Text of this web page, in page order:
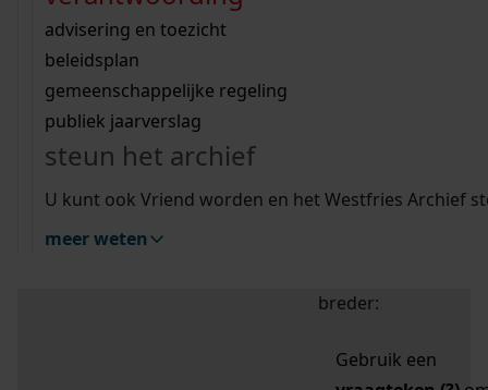
bouwvergunningen
omgevingsvergunningen
vergunningen
beeld en geluid
uitleg nodig?
Wij helpen u op weg met een aantal zoektips.
bekijk alle zoektips
Wij helpen u op weg met een aantal zoektips.
bekijk alle zoektips
bekijk ons geschiedenislokaal
advisering en toezicht
beleidsplan
gemeenschappelijke regeling
publiek jaarverslag
steun het archief
U kunt ook Vriend worden en het Westfries Archief
meer weten
zoektips
Mijn Studiezaal (inloggen)
uw zoekopdracht te
breder:
Gebruik een